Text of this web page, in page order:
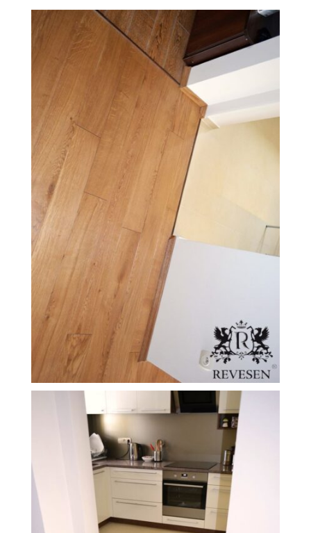
O Firmie Revesen
Kolekcje
Klasy Podłóg
Patronat
Cennik
Galeria
Gwarancja
Kontakt